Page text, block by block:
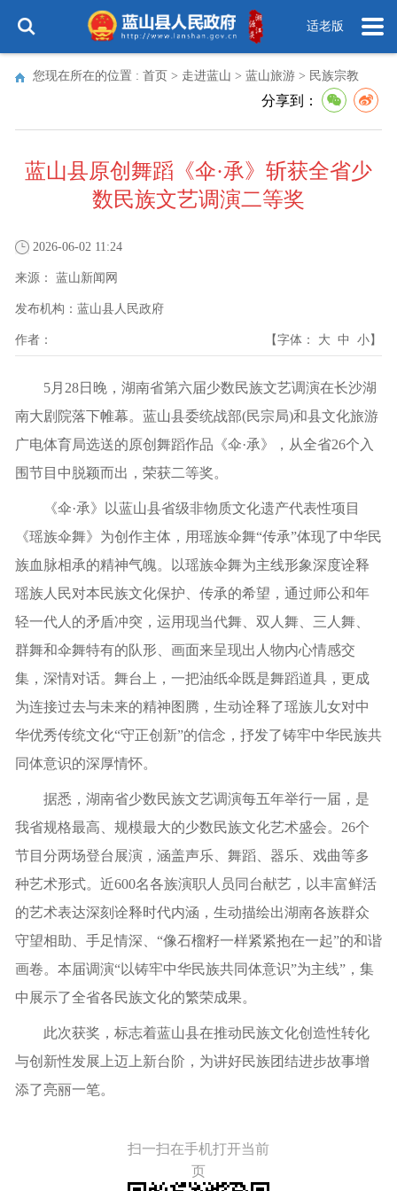
适老版
您现在所在的位置 : 首页 > 走进蓝山 > 蓝山旅游 > 民族宗教
分享到：
蓝山县原创舞蹈《伞·承》斩获全省少
数民族文艺调演二等奖
2026-06-02 11:24
来源： 蓝山新闻网
发布机构： 蓝山县人民政府
作者： 【字体： 大 中 小】
5月28日晚，湖南省第六届少数民族文艺调演在长沙湖
南大剧院落下帷幕。蓝山县委统战部(民宗局)和县文化旅游
广电体育局选送的原创舞蹈作品《伞·承》，从全省26个入
围节目中脱颖而出，荣获二等奖。
《伞·承》以蓝山县省级非物质文化遗产代表性项目
《瑶族伞舞》为创作主体，用瑶族伞舞“传承”体现了中华民
族血脉相承的精神气魄。以瑶族伞舞为主线形象深度诠释
瑶族人民对本民族文化保护、传承的希望，通过师公和年
轻一代人的矛盾冲突，运用现当代舞、双人舞、三人舞、
群舞和伞舞特有的队形、画面来呈现出人物内心情感交
集，深情对话。舞台上，一把油纸伞既是舞蹈道具，更成
为连接过去与未来的精神图腾，生动诠释了瑶族儿女对中
华优秀传统文化“守正创新”的信念，抒发了铸牢中华民族共
同体意识的深厚情怀。
据悉，湖南省少数民族文艺调演每五年举行一届，是
我省规格最高、规模最大的少数民族文化艺术盛会。26个
节目分两场登台展演，涵盖声乐、舞蹈、器乐、戏曲等多
种艺术形式。近600名各族演职人员同台献艺，以丰富鲜活
的艺术表达深刻诠释时代内涵，生动描绘出湖南各族群众
守望相助、手足情深、“像石榴籽一样紧紧抱在一起”的和谐
画卷。本届调演“以铸牢中华民族共同体意识”为主线”，集
中展示了全省各民族文化的繁荣成果。
此次获奖，标志着蓝山县在推动民族文化创造性转化
与创新性发展上迈上新台阶，为讲好民族团结进步故事增
添了亮丽一笔。
扫一扫在手机打开当前
页